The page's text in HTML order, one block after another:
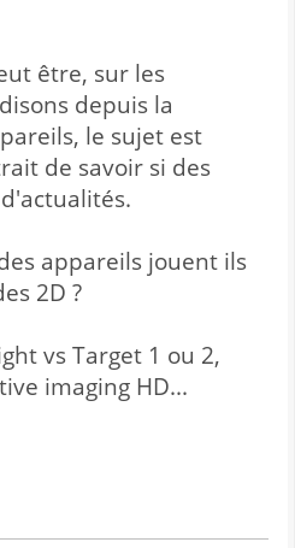
être, sur les
depuis la
le sujet est
de savoir si des
appareils jouent ils
2D ?
vs Target 1 ou 2,
imaging HD...